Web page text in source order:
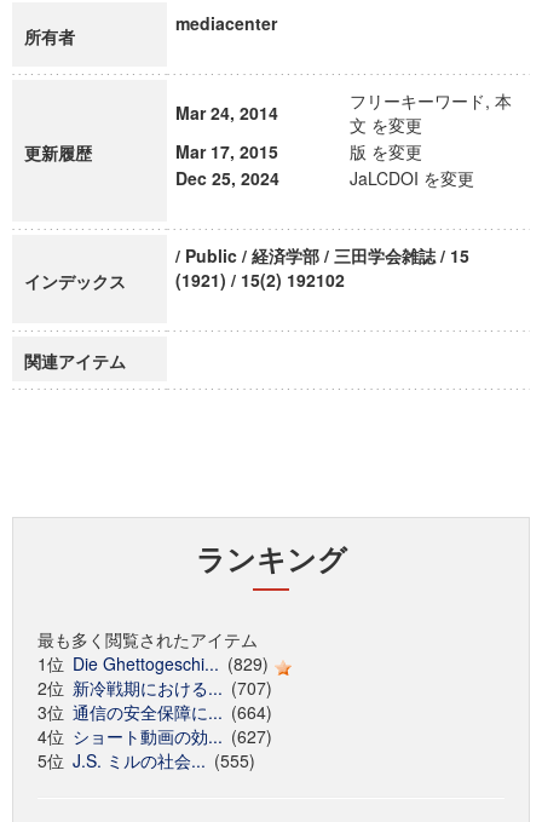
所有者
mediacenter
更新履歴
Mar 24, 2014
フリーキーワード, 本
文 を変更
Mar 17, 2015
版 を変更
Dec 25, 2024
JaLCDOI を変更
インデックス
/ Public / 経済学部 / 三田学会雑誌 / 15
(1921) / 15(2) 192102
関連アイテム
ランキング
最も多く閲覧されたアイテム
1位 Die Ghettogeschi... (829)
2位 新冷戦期における... (707)
3位 通信の安全保障に... (664)
4位 ショート動画の効... (627)
5位 J.S. ミルの社会... (555)